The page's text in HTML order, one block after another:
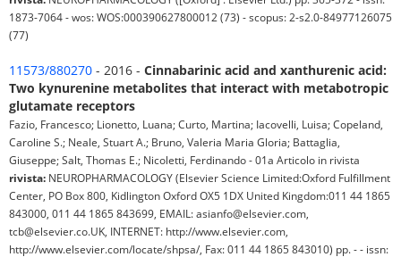
1873-7064 - wos: WOS:000390627800012 (73) - scopus: 2-s2.0-84977126075
(77)
11573/880270 - 2016 - Cinnabarinic acid and xanthurenic acid:
Two kynurenine metabolites that interact with metabotropic
glutamate receptors
Fazio, Francesco; Lionetto, Luana; Curto, Martina; Iacovelli, Luisa; Copeland,
Caroline S.; Neale, Stuart A.; Bruno, Valeria Maria Gloria; Battaglia,
Giuseppe; Salt, Thomas E.; Nicoletti, Ferdinando - 01a Articolo in rivista
rivista: NEUROPHARMACOLOGY (Elsevier Science Limited:Oxford Fulfillment
Center, PO Box 800, Kidlington Oxford OX5 1DX United Kingdom:011 44 1865
843000, 011 44 1865 843699, EMAIL: asianfo@elsevier.com,
tcb@elsevier.co.UK, INTERNET: http://www.elsevier.com,
http://www.elsevier.com/locate/shpsa/, Fax: 011 44 1865 843010) pp. - - issn: